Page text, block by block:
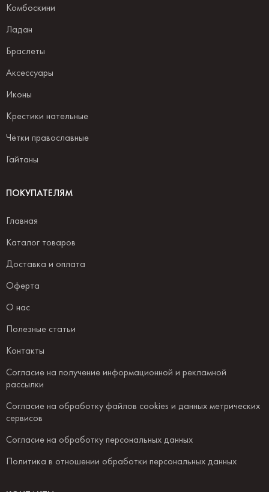
Комбоскини
Ладан
Браслеты
Аксессуары
Иконы
Крестики нательные
Чётки православные
Гайтаны
ПОКУПАТЕЛЯМ
Главная
Каталог товаров
Доставка и оплата
Оферта
О нас
Полезные статьи
Контакты
Согласие на получение информационной и рекламной
рассылки
Согласие на обработку файлов cookies и данных метрических
сервисов
Согласие на обработку персональных данных
Политика в отношении обработки персональных данных